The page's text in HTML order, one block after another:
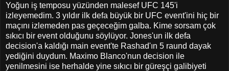
Yoğun iş temposu yüzünden malesef UFC 145'i
izleyemedim. 3 yıldır ilk defa büyük bir UFC event'ini hiç bir
maçını izlemeden pas geçeceğim galba. Kime sorsam çok
sıkıcı bir event olduğunu söylüyor. Jones'un ilk defa
decision'a kaldığı main event'te Rashad'ın 5 raund dayak
yediğini duydum. Maximo Blanco'nun decision ile
yenilmesini ise herhalde yine sıkıcı bir güreşçi galibiyeti